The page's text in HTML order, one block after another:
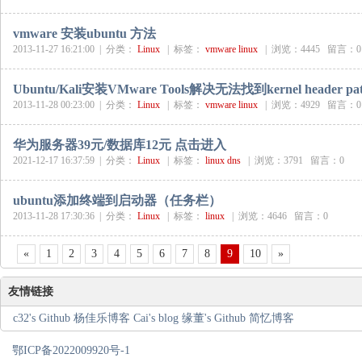
vmware 安装ubuntu 方法
2013-11-27 16:21:00 | 分类： Linux 标签： vmware linux 浏览：4445 留言：0
Ubuntu/Kali安装VMware Tools解决无法找到kernel header
2013-11-28 00:23:00 | 分类： Linux 标签： vmware linux 浏览：4929 留言：0
华为服务器39元/数据库12元 点击进入
2021-12-17 16:37:59 | 分类： Linux 标签： linux dns 浏览：3791 留言：0
ubuntu添加终端到启动器（任务栏）
2013-11-28 17:30:36 | 分类： Linux 标签： linux 浏览：4646 留言：0
« 1 2 3 4 5 6 7 8 9 10 »
友情链接
c32's Github 杨佳乐博客 Cai's blog 缘董's Github 简忆博客
鄂ICP备2022009920号-1